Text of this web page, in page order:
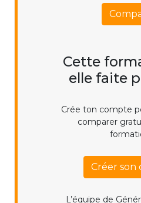
Cette
elle faite
Crée ton compte
comparer
Créer son
L’équipe de